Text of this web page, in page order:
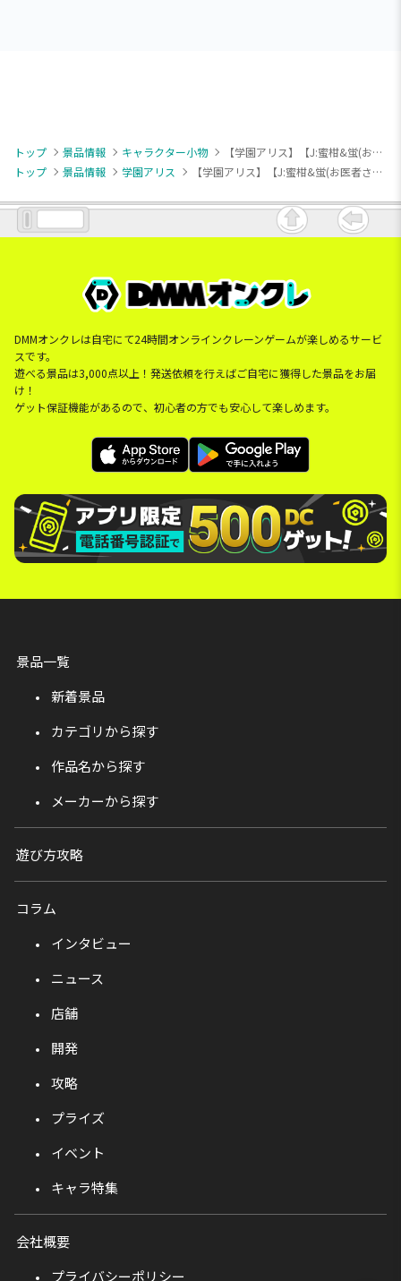
トップ 景品情報 キャラクター小物
【学園アリス】【J:蜜柑&蛍(お医者さんごっこ)】学園アリス 缶バッジ
トップ
景品情報 学園アリス 【学園アリス】【J:蜜柑&蛍(お医者さんごっこ)】学園アリス 缶バッジ
DMMオンクレは自宅にて24時間オンラインクレーンゲームが楽しめるサービ
スです。
遊べる景品は3,000点以上！発送依頼を行えばご自宅に獲得した景品をお届
け！
ゲット保証機能があるので、初心者の方でも安心して楽しめます。
景品一覧
新着景品
カテゴリから探す
作品名から探す
メーカーから探す
遊び方攻略
コラム
インタビュー
ニュース
店舗
開発
攻略
プライズ
イベント
キャラ特集
会社概要
プライバシーポリシー